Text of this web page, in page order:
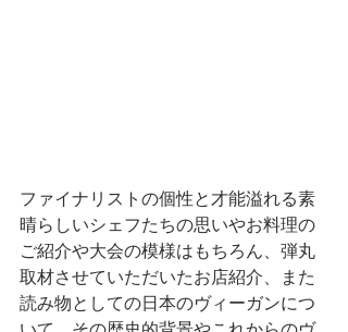
ファイナリストの個性と才能溢れる素
晴らしいシェフたちの思いやお料理の
ご紹介や大会の模様はもちろん、弾丸
取材させていただいたお店紹介、また
読み物としての日本のヴィーガンにつ